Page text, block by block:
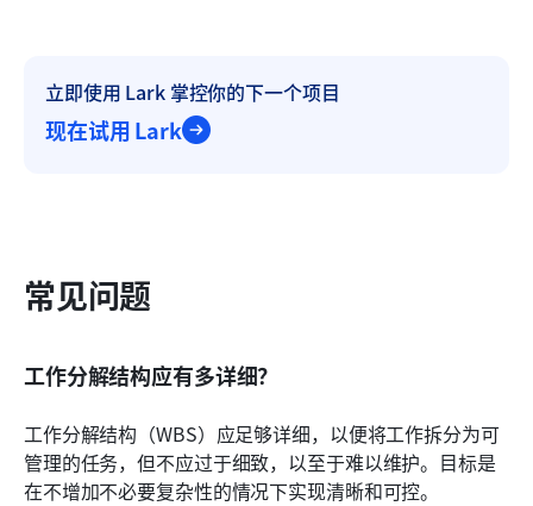
立即使用 Lark 掌控你的下一个项目
现在试用 Lark
常见问题
工作分解结构应有多详细？
工作分解结构（WBS）应足够详细，以便将工作拆分为可
管理的任务，但不应过于细致，以至于难以维护。目标是
在不增加不必要复杂性的情况下实现清晰和可控。